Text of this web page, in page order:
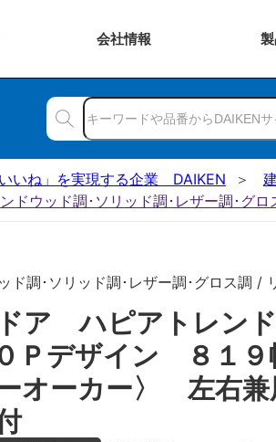
会社情報
いいね」を実現する企業 DAIKEN
ドウッド調･ソリッド調･レザー調･グ
ド調･ソリッド調･レザー調･グロス調 /
ア ハピアトレン
デザイン ８１
ーオーカー〉 左右